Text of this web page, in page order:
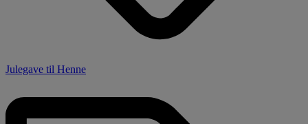
Julegave til Henne